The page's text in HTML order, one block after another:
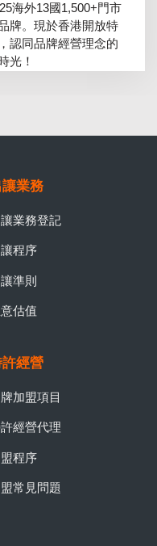
海外13國1,500+門市
牌。現於香港開放特
認同品牌經營理念的
光！
讓業務
業務登記
程序
準則
估值
經營
加盟項目
經營代理
程序
常見問題